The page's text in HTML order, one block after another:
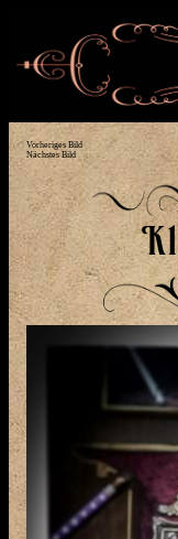
Vorheriges Bild
Nächstes Bild